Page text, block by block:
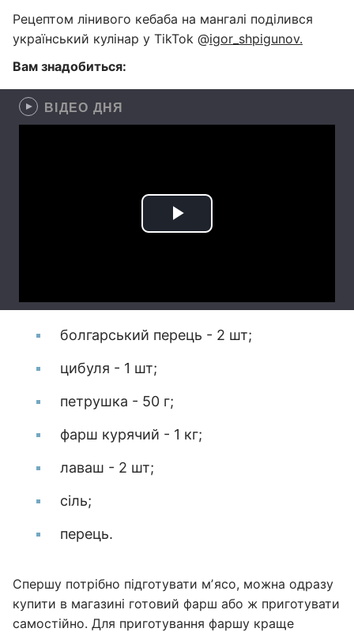
Рецептом лінивого кебаба на мангалі поділився
український кулінар у TikTok @igor_shpigunov.
Вам знадобиться:
ВІДЕО ДНЯ
болгарський перець - 2 шт;
цибуля - 1 шт;
петрушка - 50 г;
фарш курячий - 1 кг;
лаваш - 2 шт;
сіль;
перець.
Спершу потрібно підготувати мʼясо, можна одразу
купити в магазині готовий фарш або ж приготувати
самостійно. Для приготування фаршу краще